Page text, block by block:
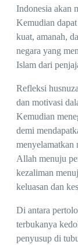
Indonesia akan
Kemudian
kuat, amanah,
negara yang
Islam dari
Refleksi
dan motivasi
Kemudian
demi
menyelamatkan
Allah menuju
kezaliman
keluasan dan
Di antara
terbukanya
penyusup di